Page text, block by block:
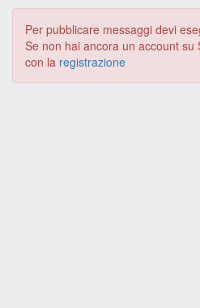
Per pubblicare messaggi devi
Se non hai ancora un account su
con la registrazione